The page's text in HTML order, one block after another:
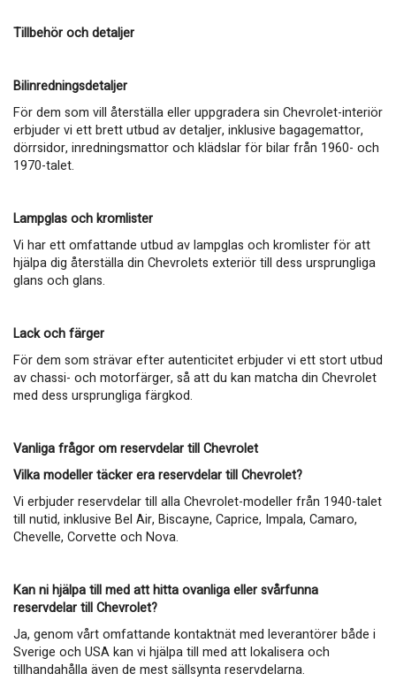
Tillbehör och detaljer
Bilinredningsdetaljer
För dem som vill återställa eller uppgradera sin Chevrolet-interiör
erbjuder vi ett brett utbud av detaljer, inklusive bagagemattor,
dörrsidor, inredningsmattor och klädslar för bilar från 1960- och
1970-talet.
Lampglas och kromlister
Vi har ett omfattande utbud av lampglas och kromlister för att
hjälpa dig återställa din Chevrolets exteriör till dess ursprungliga
glans och glans.
Lack och färger
För dem som strävar efter autenticitet erbjuder vi ett stort utbud
av chassi- och motorfärger, så att du kan matcha din Chevrolet
med dess ursprungliga färgkod.
Vanliga frågor om reservdelar till Chevrolet
Vilka modeller täcker era reservdelar till Chevrolet?
Vi erbjuder reservdelar till alla Chevrolet-modeller från 1940-talet
till nutid, inklusive Bel Air, Biscayne, Caprice, Impala, Camaro,
Chevelle, Corvette och Nova.
Kan ni hjälpa till med att hitta ovanliga eller svårfunna
reservdelar till Chevrolet?
Ja, genom vårt omfattande kontaktnät med leverantörer både i
Sverige och USA kan vi hjälpa till med att lokalisera och
tillhandahålla även de mest sällsynta reservdelarna.